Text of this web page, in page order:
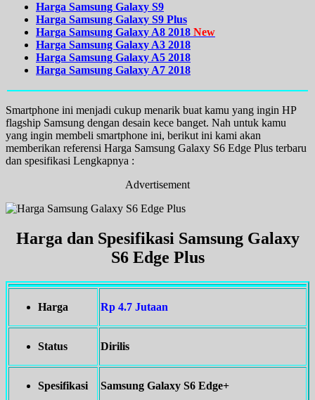
Harga Samsung Galaxy S9
Harga Samsung Galaxy S9 Plus
Harga Samsung Galaxy A8 2018 New
Harga Samsung Galaxy A3 2018
Harga Samsung Galaxy A5 2018
Harga Samsung Galaxy A7 2018
Smartphone ini menjadi cukup menarik buat kamu yang ingin HP
flagship Samsung dengan desain kece banget. Nah untuk kamu
yang ingin membeli smartphone ini, berikut ini kami akan
memberikan referensi Harga Samsung Galaxy S6 Edge Plus terbaru
dan spesifikasi Lengkapnya :
Advertisement
Harga dan Spesifikasi Samsung Galaxy
S6 Edge Plus
Harga Rp 4.7 Jutaan
Status Dirilis
Spesifikasi Samsung Galaxy S6 Edge+